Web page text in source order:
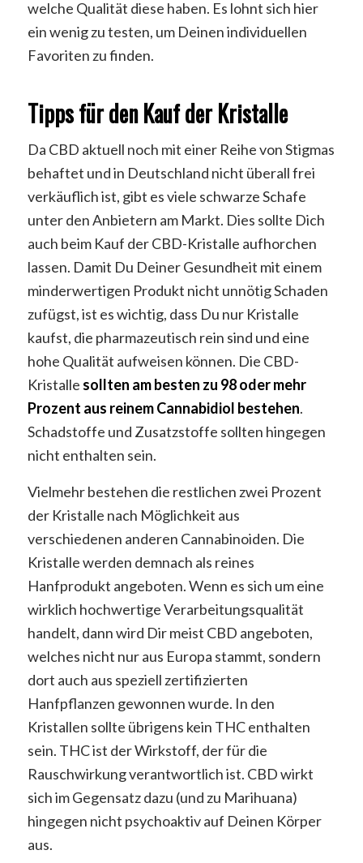
welche Qualität diese haben. Es lohnt sich hier
ein wenig zu testen, um Deinen individuellen
Favoriten zu finden.
Tipps für den Kauf der Kristalle
Da CBD aktuell noch mit einer Reihe von Stigmas
behaftet und in Deutschland nicht überall frei
verkäuflich ist, gibt es viele schwarze Schafe
unter den Anbietern am Markt. Dies sollte Dich
auch beim Kauf der CBD-Kristalle aufhorchen
lassen. Damit Du Deiner Gesundheit mit einem
minderwertigen Produkt nicht unnötig Schaden
zufügst, ist es wichtig, dass Du nur Kristalle
kaufst, die pharmazeutisch rein sind und eine
hohe Qualität aufweisen können. Die CBD-
Kristalle sollten am besten zu 98 oder mehr
Prozent aus reinem Cannabidiol bestehen.
Schadstoffe und Zusatzstoffe sollten hingegen
nicht enthalten sein.
Vielmehr bestehen die restlichen zwei Prozent
der Kristalle nach Möglichkeit aus
verschiedenen anderen Cannabinoiden. Die
Kristalle werden demnach als reines
Hanfprodukt angeboten. Wenn es sich um eine
wirklich hochwertige Verarbeitungsqualität
handelt, dann wird Dir meist CBD angeboten,
welches nicht nur aus Europa stammt, sondern
dort auch aus speziell zertifizierten
Hanfpflanzen gewonnen wurde. In den
Kristallen sollte übrigens kein THC enthalten
sein. THC ist der Wirkstoff, der für die
Rauschwirkung verantwortlich ist. CBD wirkt
sich im Gegensatz dazu (und zu Marihuana)
hingegen nicht psychoaktiv auf Deinen Körper
aus.